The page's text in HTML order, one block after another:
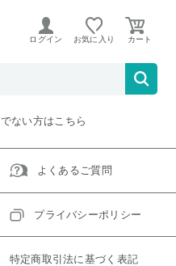
。
ログイン お気に入り
、またはただいま取り扱い
ない方はこちら
よくあるご質問
プライバシーポリシー
特定商取引法に基づく表記